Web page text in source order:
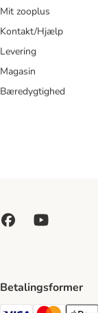
Mit zooplus
Kontakt/Hjælp
Levering
Magasin
Bæredygtighed
Betalingsformer